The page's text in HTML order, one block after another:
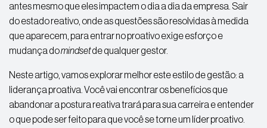
antes mesmo que eles impactem o dia a dia da empresa. Sair
do estado reativo, onde as questões são resolvidas à medida
que aparecem, para entrar no proativo exige esforço e
mudança domindsetde qualquer gestor.
Neste artigo, vamos explorar melhor este estilo de gestão: a
liderança proativa. Você vai encontrar os benefícios que
abandonar a postura reativa trará para sua carreira e entender
o que pode ser feito para que você se torne um líder proativo.